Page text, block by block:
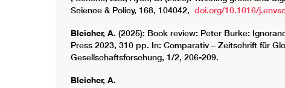
Science & Policy, 168, 104042, doi.org/10.1016/
Bleicher, A. (2025): Book review: Peter Burke:
Press 2023, 310 pp. In: Comparativ – Zeitschrift für
Gesellschaftsforschung, 1/2, 206-209.
Bleicher, A.